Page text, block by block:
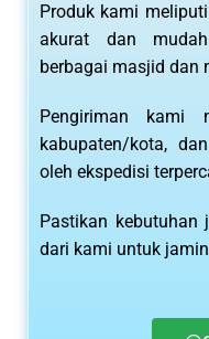
Produk kami
akurat dan
berbagai masjid dan
Pengiriman kami
kabupaten/kota,
oleh ekspedisi
Pastikan
dari kami untuk